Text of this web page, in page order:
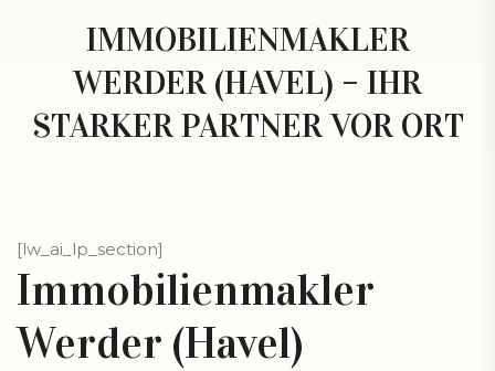
IMMOBILIENMAKLER
WERDER (HAVEL) – IHR
STARKER PARTNER VOR ORT
[lw_ai_lp_section]
Immobilienmakler
Werder (Havel)